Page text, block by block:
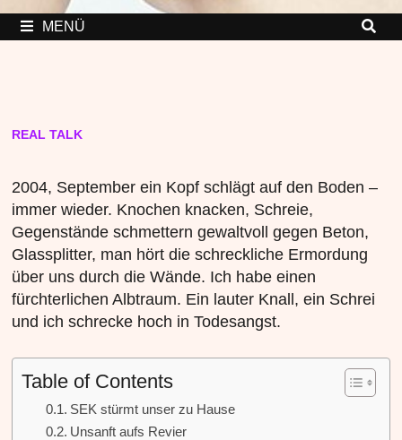
MENÜ
REAL TALK
2004, September ein Kopf schlägt auf den Boden –
immer wieder. Knochen knacken, Schreie,
Gegenstände schmettern gewaltvoll gegen Beton,
Glassplitter, man hört die schreckliche Ermordung
über uns durch die Wände. Ich habe einen
fürchterlichen Albtraum. Ein lauter Knall, ein Schrei
und ich schrecke hoch in Todesangst.
Table of Contents
SEK stürmt unser zu Hause
Unsanft aufs Revier